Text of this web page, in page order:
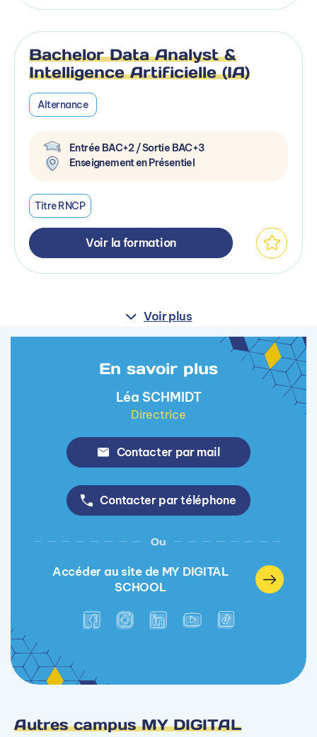
Bachelor Data Analyst &
Intelligence Artificielle (IA)
Alternance
Entrée BAC+2 / Sortie BAC+3
Enseignement en Présentiel
Titre RNCP
Voir la formation
Voir plus
En savoir plus
Léa SCHMIDT
Directrice
Contacter par mail
Contacter par téléphone
Ou
Accéder au site de MY DIGITAL
SCHOOL
Autres campus MY DIGITAL